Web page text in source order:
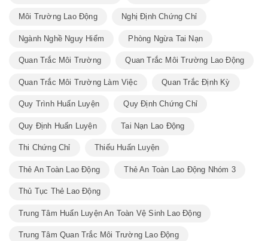
Môi Trường Lao Động Nghị Định Chứng Chỉ
Ngành Nghề Nguy Hiểm Phòng Ngừa Tai Nạn
Quan Trắc Môi Trường Quan Trắc Môi Trường Lao Động
Quan Trắc Môi Trường Làm Việc Quan Trắc Định Kỳ
Quy Trình Huấn Luyện Quy Định Chứng Chỉ
Quy Định Huấn Luyện Tai Nạn Lao Động
Thi Chứng Chỉ Thiếu Huấn Luyện
Thẻ An Toàn Lao Động Thẻ An Toàn Lao Động Nhóm 3
Thủ Tục Thẻ Lao Động
Trung Tâm Huấn Luyện An Toàn Vệ Sinh Lao Động
Trung Tâm Quan Trắc Môi Trường Lao Động